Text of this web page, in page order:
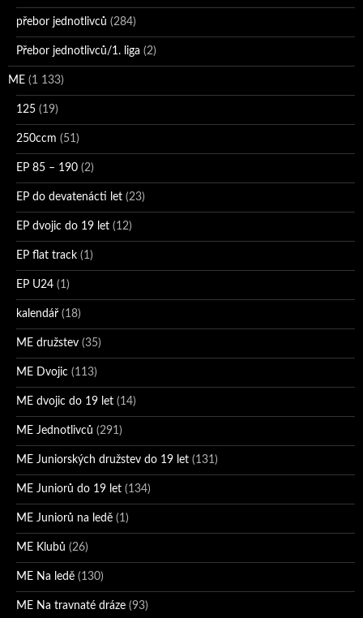
přebor jednotlivců (284)
Přebor jednotlivců/1. liga (2)
ME (1 133)
125 (19)
250ccm (51)
EP 85 – 190 (2)
EP do devatenácti let (23)
EP dvojic do 19 let (12)
EP flat track (1)
EP U24 (1)
kalendář (18)
ME družstev (35)
ME Dvojic (113)
ME dvojic do 19 let (14)
ME Jednotlivců (291)
ME Juniorských družstev do 19 let (131)
ME Juniorů do 19 let (134)
ME Juniorů na ledě (1)
ME Klubů (26)
ME Na ledě (130)
ME Na travnaté dráze (93)